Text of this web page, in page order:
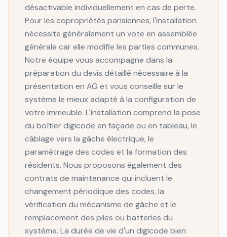
désactivable individuellement en cas de perte.
Pour les copropriétés parisiennes, l'installation
nécessite généralement un vote en assemblée
générale car elle modifie les parties communes.
Notre équipe vous accompagne dans la
préparation du devis détaillé nécessaire à la
présentation en AG et vous conseille sur le
système le mieux adapté à la configuration de
votre immeuble. L'installation comprend la pose
du boîtier digicode en façade ou en tableau, le
câblage vers la gâche électrique, le
paramétrage des codes et la formation des
résidents. Nous proposons également des
contrats de maintenance qui incluent le
changement périodique des codes, la
vérification du mécanisme de gâche et le
remplacement des piles ou batteries du
système. La durée de vie d'un digicode bien